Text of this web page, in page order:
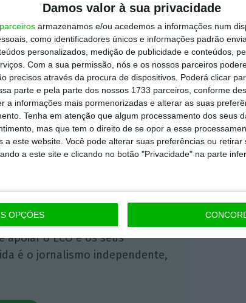
Damos valor à sua privacidade
parceiros armazenamos e/ou acedemos a informações num
como identificadores únicos e informações padrão
personalizados, medição de publicidade e conteúdos,
Com a sua permissão, nós e os nossos parceiros
precisos através da procura de dispositivos. Poderá clicar
parte e pela parte dos nossos 1733 parceiros, conforme
a informações mais pormenorizadas e alterar as suas
Tenha em atenção que algum processamento dos seus
mas que tem o direito de se opor a esse
a este website. Você pode alterar suas preferências ou retirar
a este site e clicando no botão "Privacidade" na parte
OPÇÕES
Premium
é mais importante do que
e rigoroso.
e tenha acesso a notícias
reportagens e especiais que
apoiar o ECO e os seus
é o jornalismo independente,